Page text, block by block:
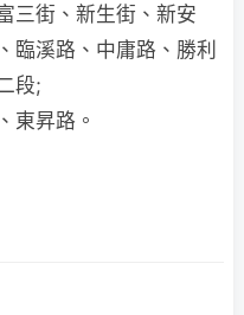
三街、新生街、新安
臨溪路、中庸路、勝利
段;
東昇路。